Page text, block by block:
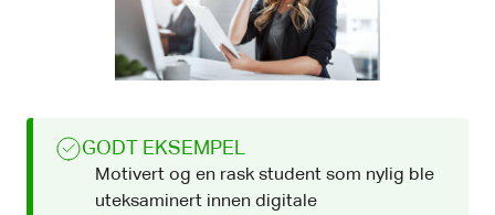
GODT EKSEMPEL
Motivert og en rask student som nylig ble
uteksaminert innen digitale